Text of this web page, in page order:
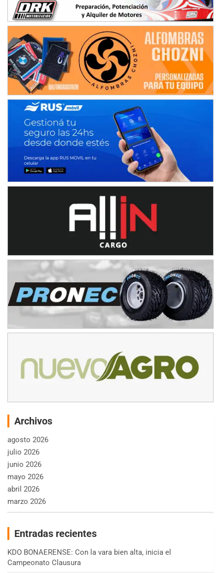
Archivos
agosto 2026
julio 2026
junio 2026
mayo 2026
abril 2026
marzo 2026
Entradas recientes
KDO BONAERENSE: Con la vara bien alta, inicia el
Campeonato Clausura